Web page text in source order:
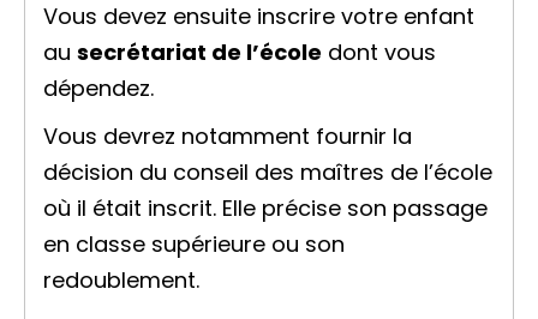
Vous devez ensuite inscrire votre enfant
au secrétariat de l’école dont vous
dépendez.
Vous devrez notamment fournir la
décision du conseil des maîtres de l’école
où il était inscrit. Elle précise son passage
en classe supérieure ou son
redoublement.